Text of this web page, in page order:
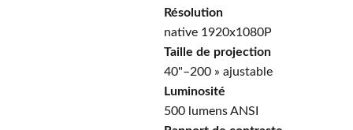
Résolution
native 1920x1080P
Taille de projection
40"–200 » ajustable
Luminosité
500 lumens ANSI